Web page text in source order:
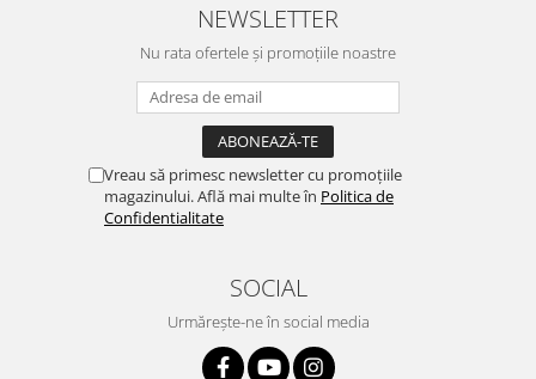
NEWSLETTER
Nu rata ofertele și promoțiile noastre
Vreau să primesc newsletter cu promoțiile
magazinului. Află mai multe în Politica de
Confidentialitate
SOCIAL
Urmărește-ne în social media